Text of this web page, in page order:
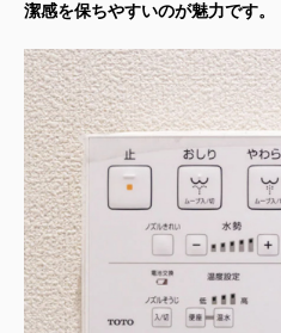
潔感を保ちやすいのが魅力です。